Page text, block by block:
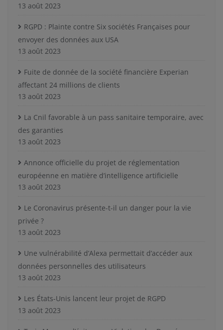
13 août 2023
RGPD : Plainte contre Six sociétés Françaises pour
envoyer des données aux USA
13 août 2023
Fuite de donnée de la société financière Experian
affectant 24 millions de clients
13 août 2023
La Cnil favorable à un pass sanitaire temporaire, avec
des garanties
13 août 2023
Annonce officielle du projet de réglementation
européenne en matière d’intelligence artificielle
13 août 2023
Le Coronavirus présente-t-il un danger pour la vie
privée ?
13 août 2023
Une vulnérabilité d’Alexa permettait d’accéder aux
données personnelles des utilisateurs
13 août 2023
Les États-Unis lancent leur projet de RGPD
13 août 2023